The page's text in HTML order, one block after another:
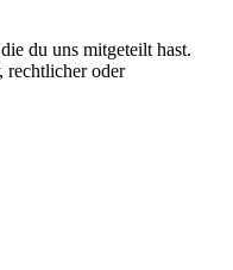
du uns mitgeteilt hast.
rechtlicher oder